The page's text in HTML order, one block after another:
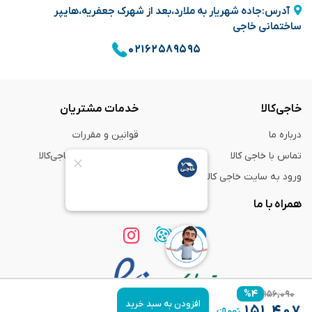
۱۵۶,۰۹۰ ۴%
افزودن به سبد خرید
آدرس:جاده شهریار به ملارد،بعد از شهرک جعفریه،هایپر
ساختمانی خاجی
۰۲۱۶۲۵۸۹۵۹۵
خاجی‌کالا
درباره ما
تماس با خاجی کالا
ورود به سایت خاجی‌ کالا
خدمات مشتریان
قوانین و مقررات
راهنمای خرید از خاجی‌کالا
همراه با ما